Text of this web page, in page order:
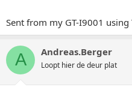
Sent from my GT-I9001 using
A Andreas.Berger
Loopt hier de deur plat